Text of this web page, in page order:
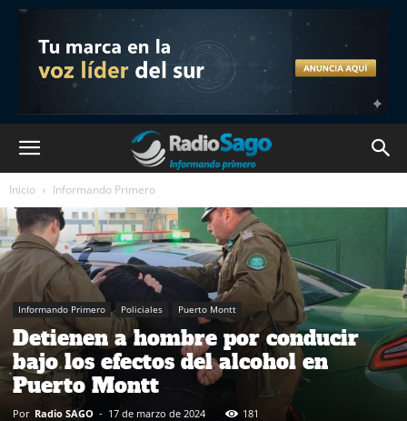
Inicio Informando Primero
Informando Primero Policiales Puerto Montt
Detienen a hombre por conducir
bajo los efectos del alcohol en
Puerto Montt
Por Radio SAGO - 17 de marzo de 2024 181